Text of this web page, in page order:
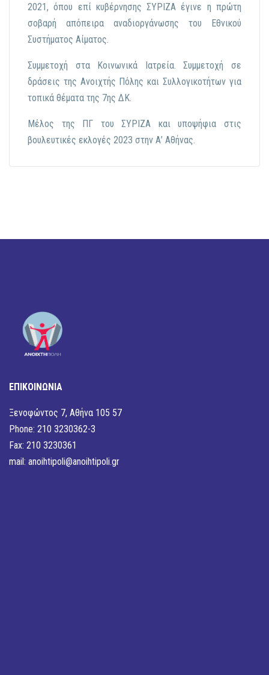
2021, όπου επί κυβέρνησης ΣΥΡΙΖΑέγινε η πρώτη
σοβαρή απόπειρα αναδιοργάνωσης του Εθνικού
Συστήματος Αίματος.
Συμμετοχή στα Κοινωνικά Ιατρεία. Συμμετοχή σε
δράσεις της Ανοιχτής Πόλης και Συλλογικοτήτων για
τοπικά θέματα της 7ης ΔΚ.
Μέλος της ΠΓ του ΣΥΡΙΖΑ και υποψήφια στις
βουλευτικές εκλογές 2023 στην Α’ Αθήνας.
ΕΠΙΚΟΙΝΩΝΙΑ
Ξενοφώντος 7, Αθήνα 105 57
Phone: 210 3230362-3
Fax: 210 3230361
mail: anoihtipoli@anoihtipoli.gr